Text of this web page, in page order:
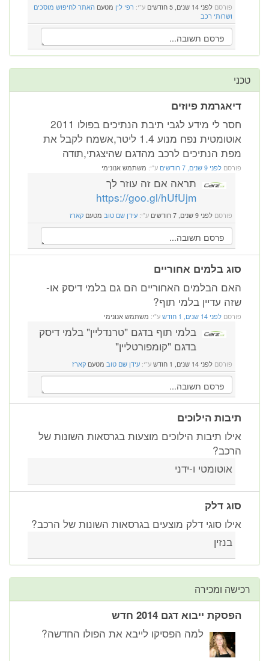
פורסם לפני 14 שנים, 5 חודשים ע"י: רפי לין מטעם האתר לחיפוש מוסכים
ושרותי רכב
טכני
דיאגרמת פיוזים
חסר לי מידע לגבי תיבת הנתיכים בפולו 2011
אוטומטית נפח מנוע 1.4 ליטר,אשמח לקבל את
מפת הנתיכים לרכב מהדגם שהיצגתי,תודה
פורסם לפני 9 שנים, 7 חודשים ע"י: משתמש אנונימי
תראה אם זה עוזר לך
https://goo.gl/hUfUjm
פורסם לפני 9 שנים, 7 חודשים ע"י: עידן שם טוב מטעם קארז
סוג בלמים אחוריים
האם הבלמים האחוריים הם גם בלמי דיסק או-
שזה עדיין בלמי תוף?
פורסם לפני 14 שנים, 1 חודש ע"י: משתמש אנונימי
בלמי תוף בדגם "טרנדליין" בלמי דיסק
בדגם "קומפורטליין"
פורסם לפני 14 שנים, 1 חודש ע"י: עידן שם טוב מטעם קארז
תיבות הילוכים
אילו תיבות הילוכים מוצעות בגרסאות השונות של
הרכב?
אוטומטי ו-ידני
סוג דלק
אילו סוגי דלק מוצעים בגרסאות השונות של הרכב?
בנזין
רכישה ומכירה
הפסקת ייבוא דגם 2014 חדש
למה הפסיקו לייבא את הפולו החדשה?